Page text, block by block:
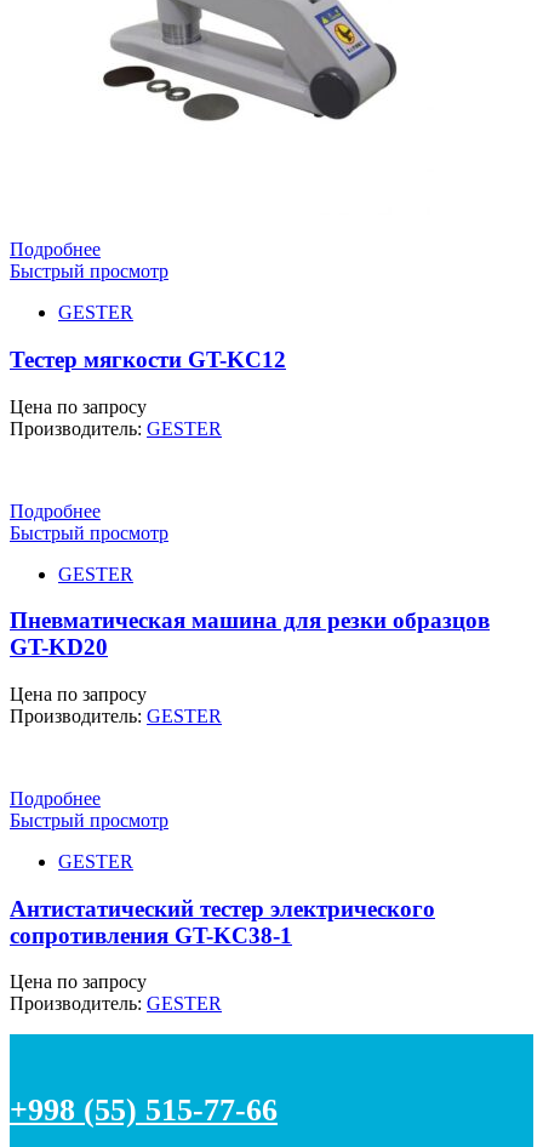
Подробнее
Быстрый просмотр
GESTER
Тестер мягкости GT-KC12
Цена по запросу
Производитель: GESTER
Подробнее
Быстрый просмотр
GESTER
Пневматическая машина для резки образцов
GT-KD20
Цена по запросу
Производитель: GESTER
Подробнее
Быстрый просмотр
GESTER
Антистатический тестер электрического
сопротивления GT-KC38-1
Цена по запросу
Производитель: GESTER
+998 (55) 515-77-66